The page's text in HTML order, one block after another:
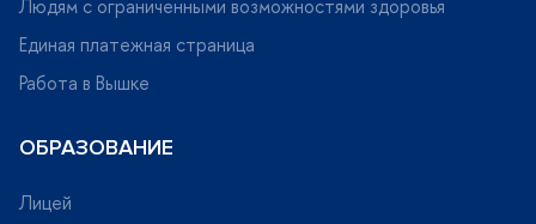
Людям с ограниченными возможностями здоровья
Единая платежная страница
Работа в Вышке
ОБРАЗОВАНИЕ
Лицей